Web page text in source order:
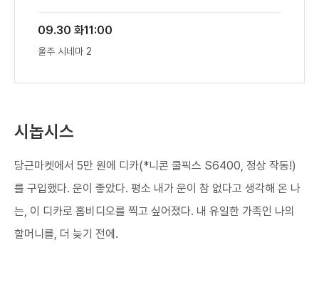
09.30 화11:00
울주 시네마 2
시놉시스
당근마켓에서 5만 원에 디카(*니콘 쿨픽스 S6400, 정상 작동!)
를 구입했다. 운이 좋았다. 평소 내가 운이 참 없다고 생각해 온 나
는, 이 디카로 홈비디오를 찍고 싶어졌다. 내 유일한 가족인 나의
할머니를, 더 늦기 전에.​